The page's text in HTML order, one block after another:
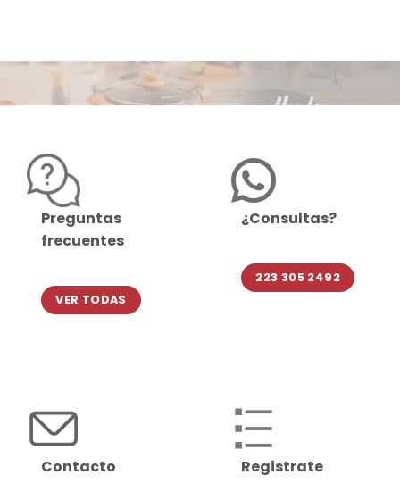
Preguntas
frecuentes
VER TODAS
¿Consultas?
223 305 2492
Contacto Registrate